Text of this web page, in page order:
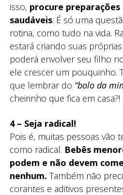
isso, procure preparações
saudáveis. É só uma
rotina, como tudo na vida.
estará criando suas
poderá envolver seu filho
ele crescer um pouquinho.
que lembrar do “bolo da
cheirinho que fica em
4 – Seja radical!
Pois é, muitas pessoas vão
como radical. Bebês
podem e não devem
nenhum. Também não
corantes e aditivos